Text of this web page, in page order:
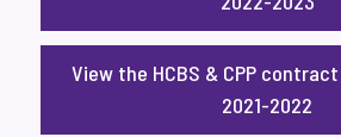
View the HCBS & CPP
2021-2022